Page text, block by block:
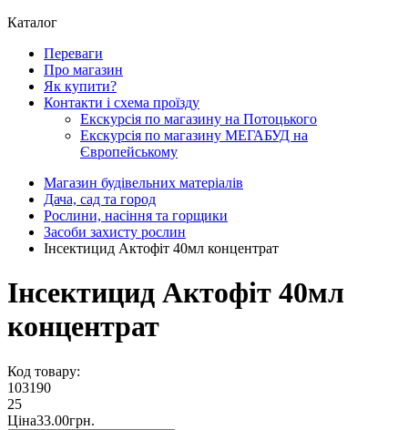
Каталог
Переваги
Про магазин
Як купити?
Контакти і схема проїзду
Екскурсія по магазину на Потоцького
Екскурсія по магазину МЕГАБУД на
Європейському
Магазин будівельних матеріалів
Дача, сад та город
Рослини, насіння та горщики
Засоби захисту рослин
Інсектицид Актофіт 40мл концентрат
Інсектицид Актофіт 40мл
концентрат
Код товару:
103190
25
Ціна33.00грн.